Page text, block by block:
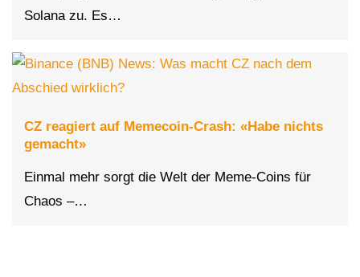
Solana zu. Es…
CZ reagiert auf Memecoin-Crash: «Habe nichts
gemacht»
Einmal mehr sorgt die Welt der Meme-Coins für
Chaos –…